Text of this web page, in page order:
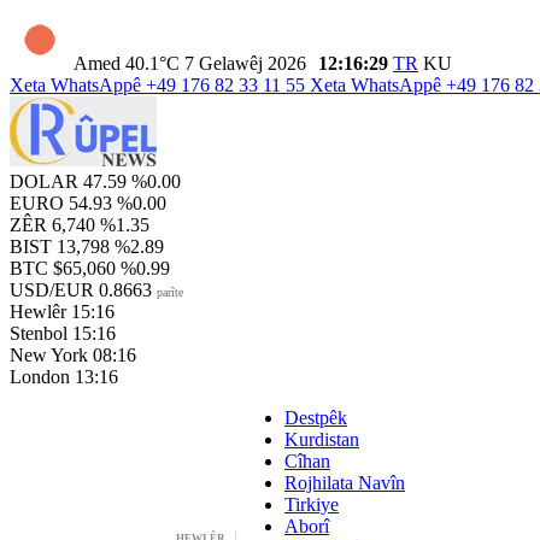
Amed 40.1°C 7 Gelawêj 2026 12:16:30 TR KU
Xeta WhatsAppê +49 176 82 33 11 55 Xeta WhatsAppê +49 176 82
DOLAR 47.59 %0.00
EURO 54.93 %0.00
ZÊR 6,740 %1.35
BIST 13,798 %2.89
BTC $65,060 %0.99
USD/EUR 0.8663 parîte
Hewlêr 15:16
Stenbol 15:16
New York 08:16
London 13:16
Destpêk
Kurdistan
Cîhan
Rojhilata Navîn
Tirkiye
Aborî